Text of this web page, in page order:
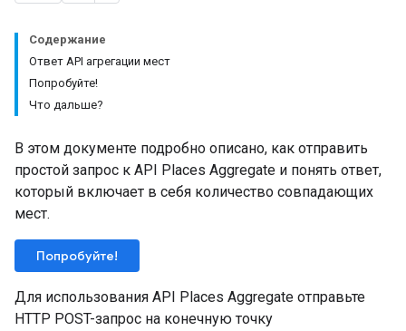
Содержание
Ответ API агрегации мест
Попробуйте!
Что дальше?
В этом документе подробно описано, как отправить
простой запрос к API Places Aggregate и понять ответ,
который включает в себя количество совпадающих
мест.
Попробуйте!
Для использования API Places Aggregate отправьте
HTTP POST-запрос на конечную точку